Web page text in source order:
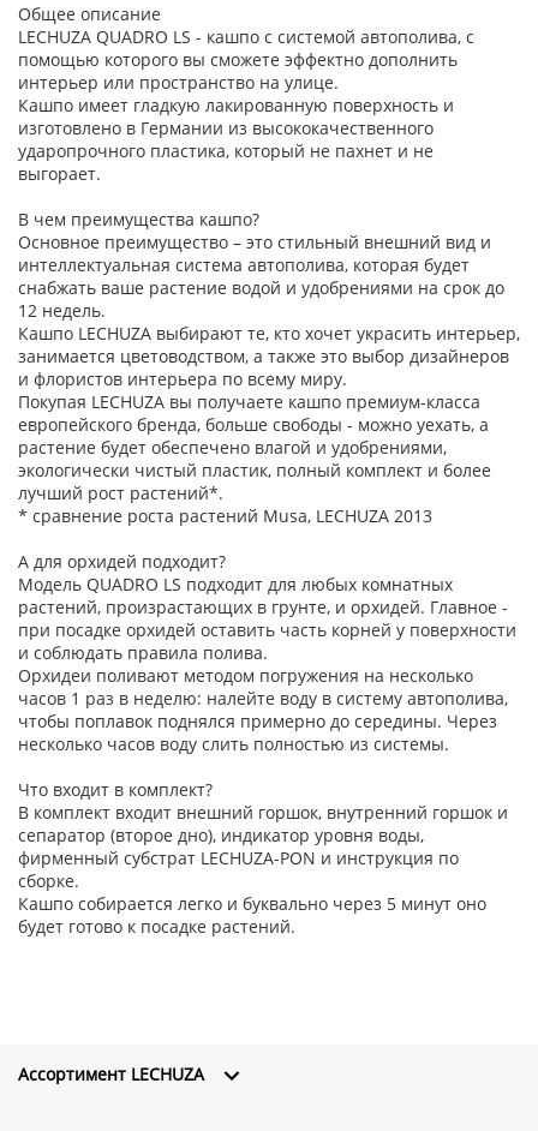
Общее описание
LECHUZA QUADRO LS - кашпо с системой автополива, с
помощью которого вы сможете эффектно дополнить
интерьер или пространство на улице.
Кашпо имеет гладкую лакированную поверхность и
изготовлено в Германии из высококачественного
ударопрочного пластика, который не пахнет и не
выгорает.
В чем преимущества кашпо?
Основное преимущество – это стильный внешний вид и
интеллектуальная система автополива, которая будет
снабжать ваше растение водой и удобрениями на срок до
12 недель.
Кашпо LECHUZA выбирают те, кто хочет украсить интерьер,
занимается цветоводством, а также это выбор дизайнеров
и флористов интерьера по всему миру.
Покупая LECHUZA вы получаете кашпо премиум-класса
европейского бренда, больше свободы - можно уехать, а
растение будет обеспечено влагой и удобрениями,
экологически чистый пластик, полный комплект и более
лучший рост растений*.
* сравнение роста растений Musa, LECHUZA 2013
А для орхидей подходит?
Модель QUADRO LS подходит для любых комнатных
растений, произрастающих в грунте, и орхидей. Главное -
при посадке орхидей оставить часть корней у поверхности
и соблюдать правила полива.
Орхидеи поливают методом погружения на несколько
часов 1 раз в неделю: налейте воду в систему автополива,
чтобы поплавок поднялся примерно до середины. Через
несколько часов воду слить полностью из системы.
Что входит в комплект?
В комплект входит внешний горшок, внутренний горшок и
сепаратор (второе дно), индикатор уровня воды,
фирменный субстрат LECHUZA-PON и инструкция по
сборке.
Кашпо собирается легко и буквально через 5 минут оно
будет готово к посадке растений.
Ассортимент LECHUZA